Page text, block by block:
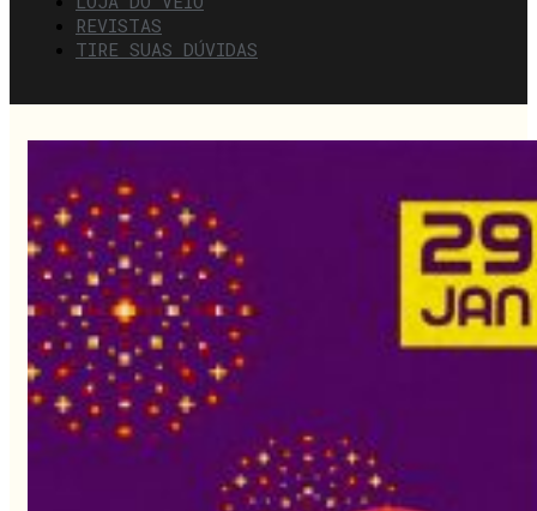
REVISTAS
TIRE SUAS DÚVIDAS